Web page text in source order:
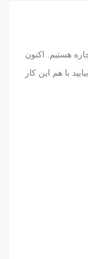
هستیم. اکنون
با هم این کار